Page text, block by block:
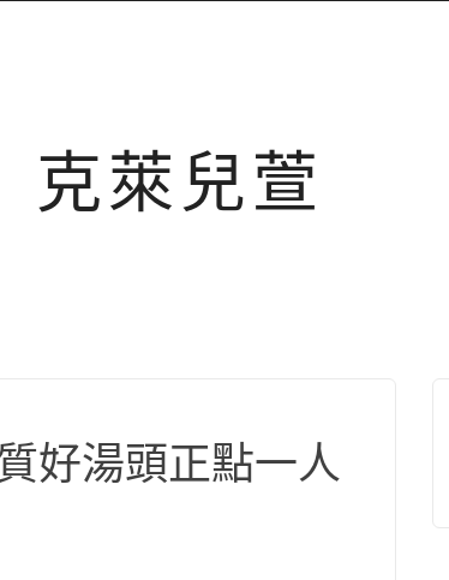
克萊兒萱
好湯頭正點一人